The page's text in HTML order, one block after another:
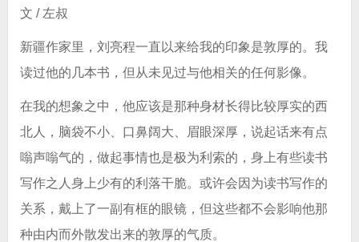
文 / 左叔
新疆作家里，刘亮程一直以来给我的印象是敦厚的。我
读过他的几本书，但从未见过与他相关的任何影像。
在我的想象之中，他应该是那种身材长得比较厚实的西
北人，脑袋不小、口鼻阔大、眉眼深厚，说起话来有点
嗡声嗡气的，做起事情也是极为利索的，身上有些读书
写作之人身上少有的利落干脆。或许会因为读书写作的
关系，戴上了一副有框的眼镜，但这些都不会影响他那
种由内而外散发出来的敦厚的气质。